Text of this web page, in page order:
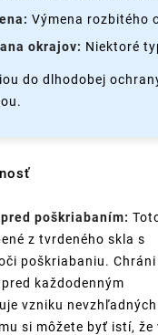
Výmena rozbitého
okrajov: Niektoré
do dlhodobej
poškriabaním:
z tvrdeného skla s
poškriabaniu. Chráni
každodenným
vzniku nevzhľadných
si môžete byť istí, že